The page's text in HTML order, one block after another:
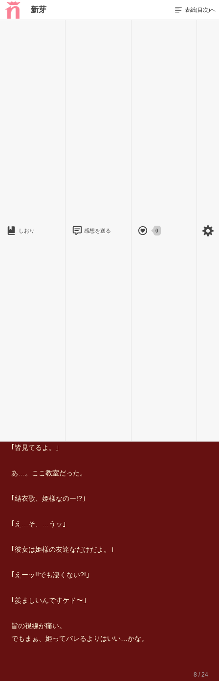
新芽 表紙(目次)へ
しおり 感想を送る 0
前のページを表示する
｢有り得ないんですケド!!!!｣
｢皆見てるよ。｣
あ…。ここ教室だった。
｢結衣歌、姫様なのー!?｣
｢え…そ、…うッ｣
｢彼女は姫様の友達なだけだよ。｣
｢えーッ!!でも凄くない?!｣
｢羨ましいんですケド〜｣
皆の視線が痛い。
でもまぁ、姫ってバレるよりはいい…かな。
8 / 24